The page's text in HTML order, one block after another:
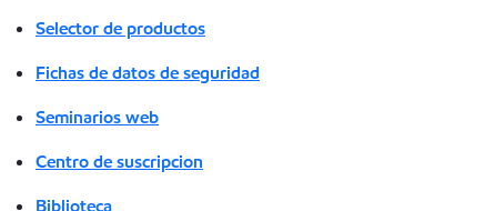
Selector de productos
Fichas de datos de seguridad
Seminarios web
Centro de suscripcion
Biblioteca